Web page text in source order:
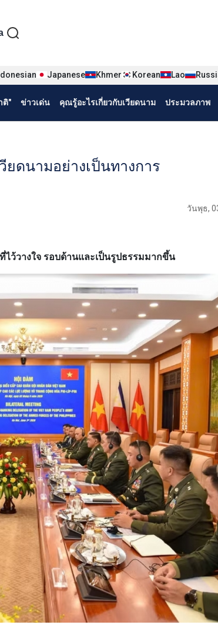
Thái
Japanese Khmer Korean Lao
ติ" ข่าวเด่น คุณรู้อะไรเกี่ยวกับเวียดนาม ประมวลภาพ
ดนามอย่างเป็นทางการ
วันพุธ,
ไว้วางใจ รอบด้านและเป็นรูปธรรมมากขึ้น